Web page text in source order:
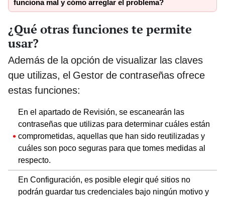
funciona mal y cómo arreglar el problema?
¿Qué otras funciones te permite
usar?
Además de la opción de visualizar las claves
que utilizas, el Gestor de contraseñas ofrece
estas funciones:
En el apartado de Revisión, se escanearán las
contraseñas que utilizas para determinar cuáles están
comprometidas, aquellas que han sido reutilizadas y
cuáles son poco seguras para que tomes medidas al
respecto.
En Configuración, es posible elegir qué sitios no
podrán guardar tus credenciales bajo ningún motivo y